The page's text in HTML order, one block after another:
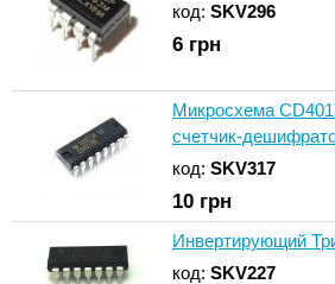
код: SKV296
6 грн
Микросхема
счетчик-
код: SKV317
10 грн
Инвертирующий
код: SKV227